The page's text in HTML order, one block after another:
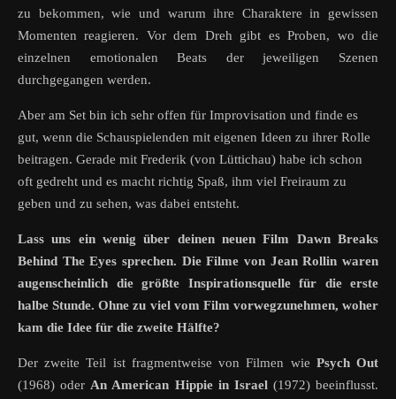
zu bekommen, wie und warum ihre Charaktere in gewissen
Momenten reagieren. Vor dem Dreh gibt es Proben, wo die
einzelnen emotionalen Beats der jeweiligen Szenen
durchgegangen werden.
Aber am Set bin ich sehr offen für Improvisation und finde es
gut, wenn die Schauspielenden mit eigenen Ideen zu ihrer Rolle
beitragen. Gerade mit Frederik (von Lüttichau) habe ich schon
oft gedreht und es macht richtig Spaß, ihm viel Freiraum zu
geben und zu sehen, was dabei entsteht.
Lass uns ein wenig über deinen neuen Film Dawn Breaks
Behind The Eyes sprechen. Die Filme von Jean Rollin waren
augenscheinlich die größte Inspirationsquelle für die erste
halbe Stunde. Ohne zu viel vom Film vorwegzunehmen, woher
kam die Idee für die zweite Hälfte?
Der zweite Teil ist fragmentweise von Filmen wie Psych Out
(1968) oder An American Hippie in Israel (1972) beeinflusst.